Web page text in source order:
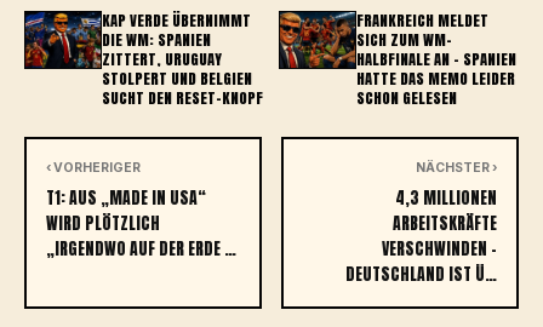
KAP VERDE ÜBERNIMMT
DIE WM: SPANIEN
ZITTERT, URUGUAY
STOLPERT UND BELGIEN
SUCHT DEN RESET-KNOPF
FRANKREICH MELDET
SICH ZUM WM-
HALBFINALE AN – SPANIEN
HATTE DAS MEMO LEIDER
SCHON GELESEN
‹ VORHERIGER
T1: AUS „MADE IN USA“
WIRD PLÖTZLICH
„IRGENDWO AUF DER ERDE …
NÄCHSTER ›
4,3 MILLIONEN
ARBEITSKRÄFTE
VERSCHWINDEN –
DEUTSCHLAND IST Ü…